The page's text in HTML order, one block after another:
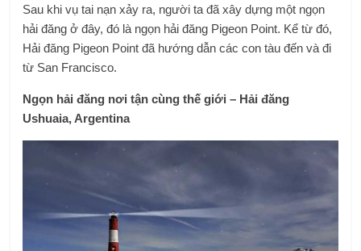
Sau khi vụ tai nạn xảy ra, người ta đã xây dựng một ngọn
hải đăng ở đây, đó là ngọn hải đăng Pigeon Point. Kể từ đó,
Hải đăng Pigeon Point đã hướng dẫn các con tàu đến và đi
từ San Francisco.
Ngọn hải đăng nơi tận cùng thế giới – Hải đăng
Ushuaia, Argentina